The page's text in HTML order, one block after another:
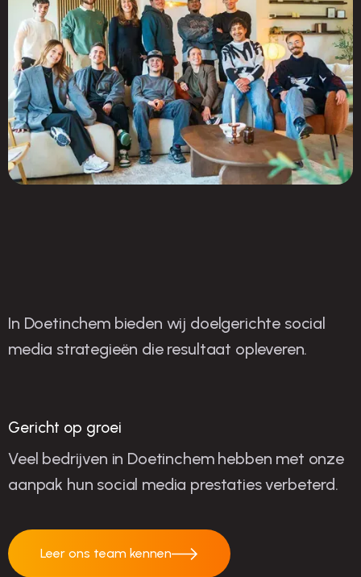
O
nze strategieën voor
In Doetinchem bieden wij doelgerichte social
media strategieën die resultaat opleveren.
Gericht op groei
Veel bedrijven in Doetinchem hebben met onze
aanpak hun social media prestaties verbeterd.
Leer ons team kennen